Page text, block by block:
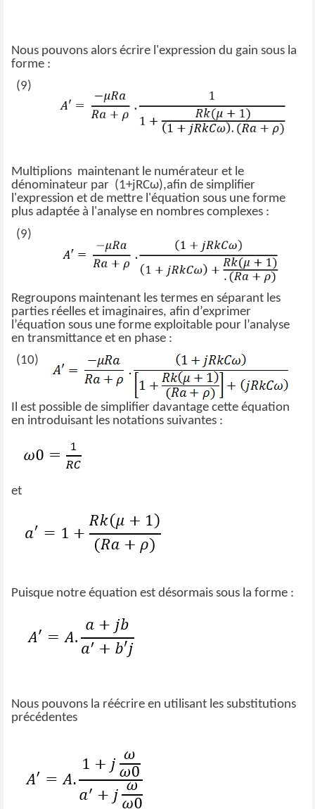
Nous pouvons alors écrire l'expression du gain sous la
forme :
(9)
Multiplions maintenant le numérateur et le
dénominateur par (1+jRCω),afin de simplifier
l'expression et de mettre l'équation sous une forme
plus adaptée à l'analyse en nombres complexes :
(9)
Regroupons maintenant les termes en séparant les
parties réelles et imaginaires, afin d’exprimer
l’équation sous une forme exploitable pour l’analyse
en transmittance et en phase :
(10)
Il est possible de simplifier davantage cette équation
en introduisant les notations suivantes :
et
Puisque notre équation est désormais sous la forme :
Nous pouvons la réécrire en utilisant les substitutions
précédentes